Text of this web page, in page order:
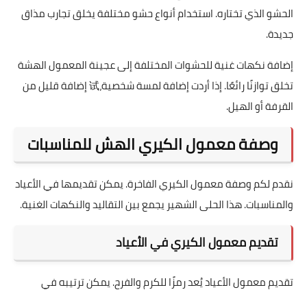
التمر: هو الحشو التقليدي لمعمول الكيري. يوفر طعمًا حلوًا
ونكهة غنية.
مقرمشًا. يجعل المعمول أكثر فخامة.
الجوز: حشو الجوز يجعل المعمول متماسكًا. يضيف نكهة
خشبية تتماشى مع القوام الهش.
يمكن تحضير معمول الكيري بسهولة. ابدأ بالعجينة المعتادة وأضف
الحشو الذي تختاره. استخدام أنواع حشو مختلفة يخلق تجارب مذاق
جديدة.
إضافة نكهات غنية للحشوات المختلفة إلى عجينة المعمول الهشة
القرفة أو الهيل.